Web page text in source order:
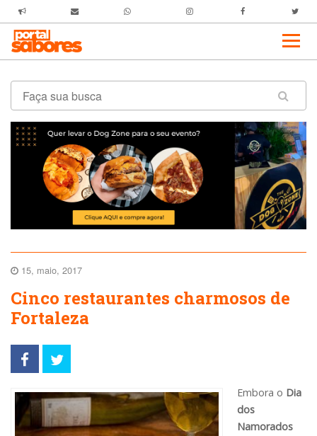
15, maio, 2017
Cinco restaurantes charmosos de
Fortaleza
Embora o Dia
dos
Namorados